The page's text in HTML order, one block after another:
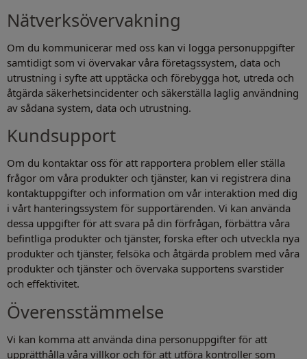
Nätverksövervakning
Om du kommunicerar med oss kan vi logga personuppgifter
samtidigt som vi övervakar våra företagssystem, data och
utrustning i syfte att upptäcka och förebygga hot, utreda och
åtgärda säkerhetsincidenter och säkerställa laglig användning
av sådana system, data och utrustning.
Kundsupport
Om du kontaktar oss för att rapportera problem eller ställa
frågor om våra produkter och tjänster, kan vi registrera dina
kontaktuppgifter och information om vår interaktion med dig
i vårt hanteringssystem för supportärenden. Vi kan använda
dessa uppgifter för att svara på din förfrågan, förbättra våra
befintliga produkter och tjänster, forska efter och utveckla nya
produkter och tjänster, felsöka och åtgärda problem med våra
produkter och tjänster och övervaka supportens svarstider
och effektivitet.
Överensstämmelse
Vi kan komma att använda dina personuppgifter för att
upprätthålla våra villkor och för att utföra kontroller som